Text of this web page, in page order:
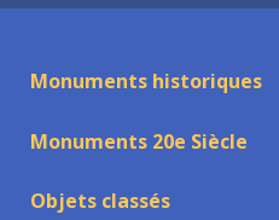
Monuments historiques
Monuments 20e Siècle
Objets classés